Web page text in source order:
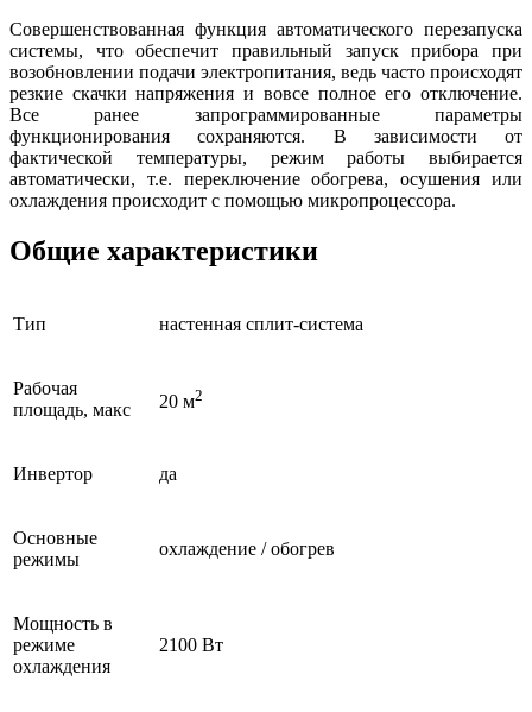
Совершенствованная функция автоматического перезапуска
системы, что обеспечит правильный запуск прибора при
возобновлении подачи электропитания, ведь часто происходят
резкие скачки напряжения и вовсе полное его отключение.
Все ранее запрограммированные параметры
функционирования сохраняются. В зависимости от
фактической температуры, режим работы выбирается
автоматически, т.е. переключение обогрева, осушения или
охлаждения происходит с помощью микропроцессора.
Общие характеристики
Тип настенная сплит-система
Рабочая
площадь, макс
20 м2
Инвертор да
Основные
режимы
охлаждение / обогрев
Мощность в
режиме
охлаждения
2100 Вт